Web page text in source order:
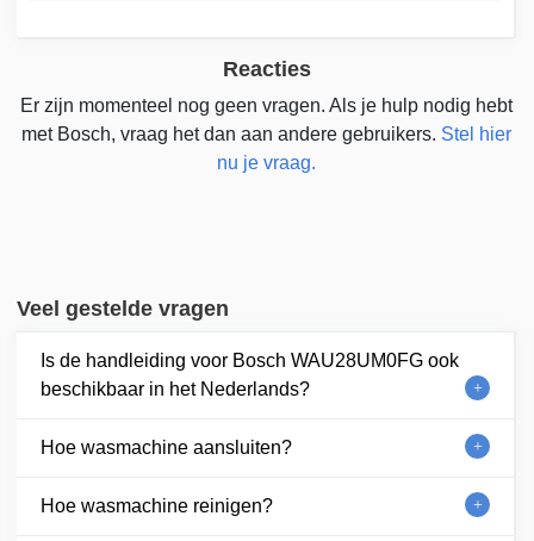
Reacties
Er zijn momenteel nog geen vragen. Als je hulp nodig hebt
met Bosch, vraag het dan aan andere gebruikers. Stel hier
nu je vraag.
Veel gestelde vragen
Is de handleiding voor Bosch WAU28UM0FG ook
beschikbaar in het Nederlands?
Hoe wasmachine aansluiten?
Hoe wasmachine reinigen?